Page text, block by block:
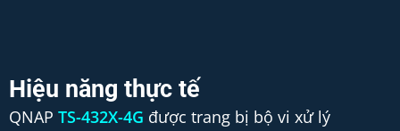
Hiệu năng thực tế
QNAP TS-432X-4G được trang bị bộ vi xử lý